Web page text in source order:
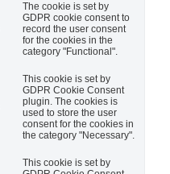
The cookie is set by
GDPR cookie consent to
record the user consent
for the cookies in the
category "Functional".
This cookie is set by
GDPR Cookie Consent
plugin. The cookies is
used to store the user
consent for the cookies in
the category "Necessary".
This cookie is set by